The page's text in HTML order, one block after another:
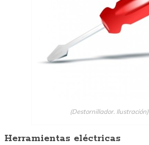
(Destornillador. Ilustración)
Herramientas eléctricas